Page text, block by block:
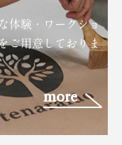
体験・ワークショ
ご用意しておりま
more